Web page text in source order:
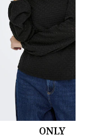
ONLY